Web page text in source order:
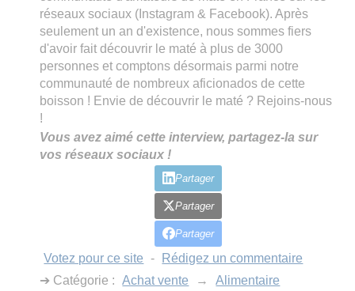
réseaux sociaux (Instagram & Facebook). Après
seulement un an d'existence, nous sommes fiers
d'avoir fait découvrir le maté à plus de 3000
personnes et comptons désormais parmi notre
communauté de nombreux aficionados de cette
boisson ! Envie de découvrir le maté ? Rejoins-nous
!
Vous avez aimé cette interview, partagez-la sur
vos réseaux sociaux !
Partager
Partager
Partager
Votez pour ce site -
Rédigez un commentaire
➔ Catégorie :
Achat vente → Alimentaire